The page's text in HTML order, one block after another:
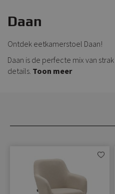
Daan
Ontdek eetkamerstoel Daan!
Daan is de perfecte mix van
details. Toon meer